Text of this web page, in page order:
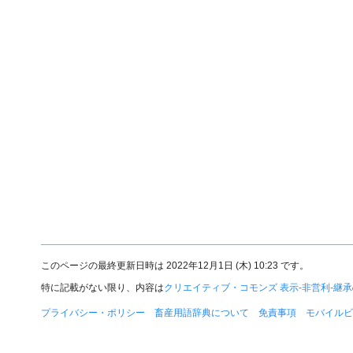
このページの最終更新日時は 2022年12月1日 (木) 10:23 です。
特に記載がない限り、内容はクリエイティブ・コモンズ 表示-非営利-継承
プライバシー・ポリシー 畜産用語辞典について 免責事項 モバイル